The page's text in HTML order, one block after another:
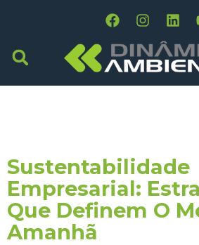
Sustentabilidade
Empresarial:
Que Definem O
Amanhã